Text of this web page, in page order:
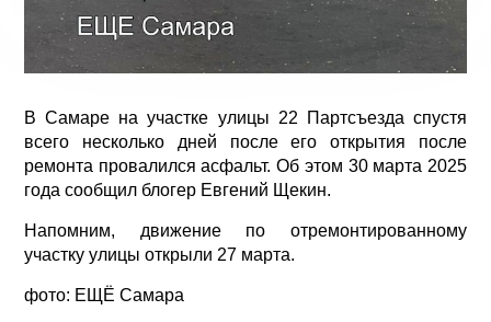
В Самаре на участке улицы 22 Партсъезда спустя
всего несколько дней после его открытия после
ремонта провалился асфальт. Об этом 30 марта 2025
года сообщил блогер Евгений Щекин.
Напомним, движение по отремонтированному
участку улицы открыли 27 марта.
фото: ЕЩЁ Самара